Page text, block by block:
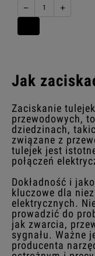
− +
Jak
Zaciskanie
przewodowych,
dziedzinach,
związane z
tulejek jest
połączeń
Dokładność i
kluczowe dla
elektrycznych.
prowadzić do
jak zwarcia,
sygnału. Ważne
producenta